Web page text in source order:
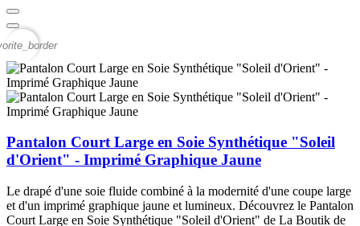
Pantalon Court Large en Soie Synthétique "Soleil
d'Orient" - Imprimé Graphique Jaune
Le drapé d'une soie fluide combiné à la modernité d'une coupe large
et d'un imprimé graphique jaune et lumineux. Découvrez le Pantalon
Court Large en Soie Synthétique "Soleil d'Orient" de La Boutik de